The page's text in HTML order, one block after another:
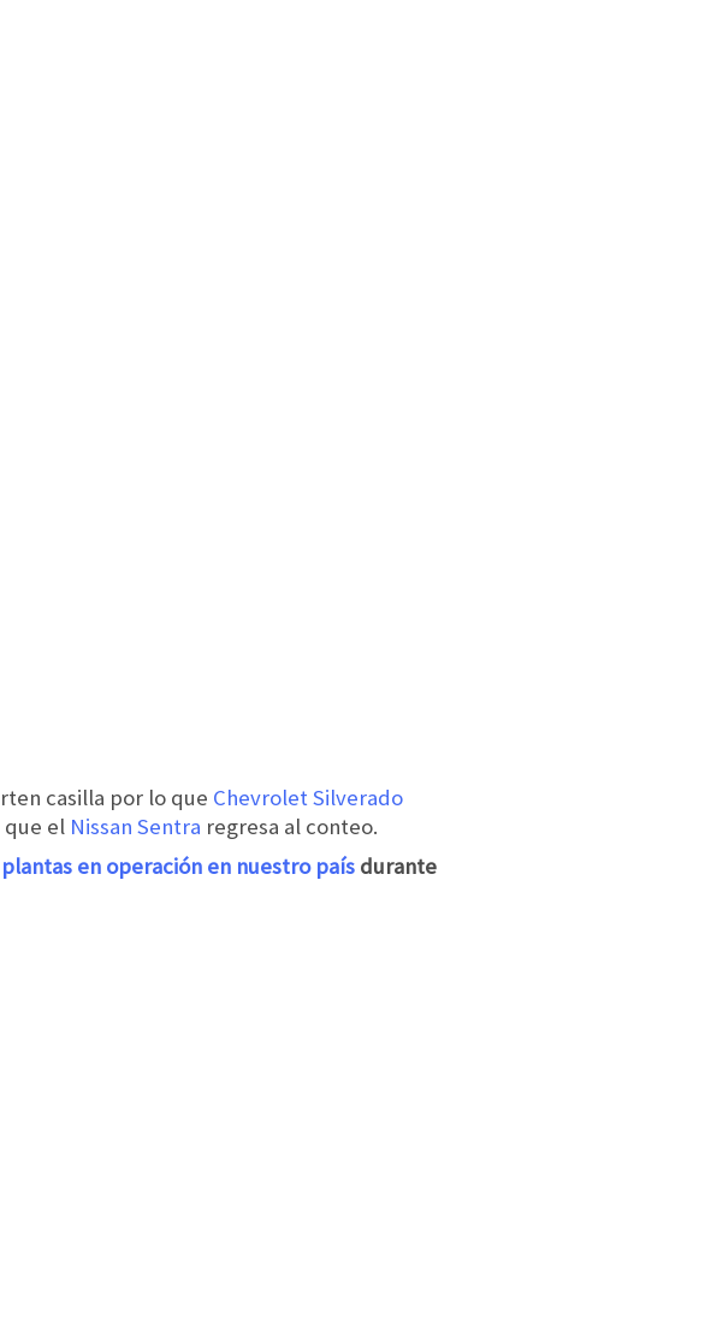
casilla por lo que Chevrolet Silverado
que el Nissan Sentra regresa al conteo.
en operación en nuestro país durante